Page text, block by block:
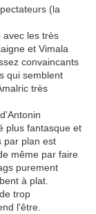
(la
avec les très
et Vimala
convaincants
qui semblent
très
plus fantasque et
par plan est
même par faire
purement
à plat.
trop
l'être.